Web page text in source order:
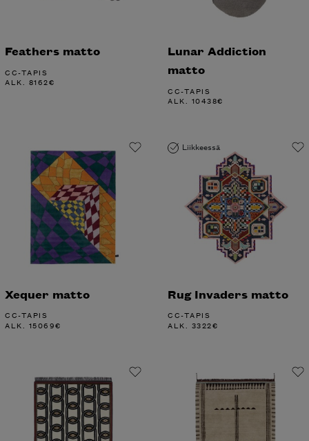
Feathers matto
CC-TAPIS
ALK. 8162€
Lunar Addiction
matto
CC-TAPIS
ALK. 10438€
Xequer matto
CC-TAPIS
ALK. 15069€
Liikkeessä
Rug Invaders matto
CC-TAPIS
ALK. 3322€